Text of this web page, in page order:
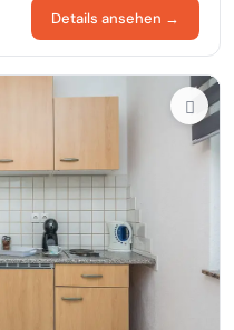
Details ansehen →